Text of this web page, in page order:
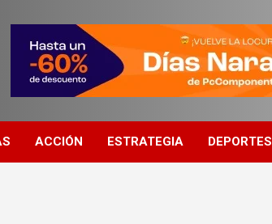
ACCIÓN ESTRATEGIA DEPORTES